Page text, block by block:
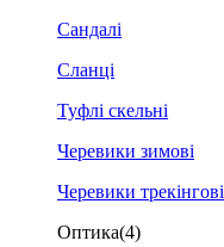
Сандалі
Сланці
Туфлі скельні
Черевики зимові
Черевики трекінгові
Оптика(4)